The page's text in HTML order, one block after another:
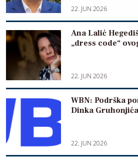
22. JUN 2026
Ana Lalić
„dress code“
22. JUN 2026
WBN: Podrška
Dinka Gruhonjića
22. JUN 2026